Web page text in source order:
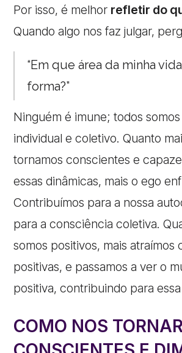
Por isso, é melhor refletir do
Quando algo nos faz julgar,
“Em que área da minha
forma?”
Ninguém é imune; todos
individual e coletivo. Quanto
tornamos conscientes e
essas dinâmicas, mais o ego
Contribuímos para a nossa
para a consciência coletiva.
somos positivos, mais atraímos
positivas, e passamos a ver o
positiva, contribuindo para
COMO NOS